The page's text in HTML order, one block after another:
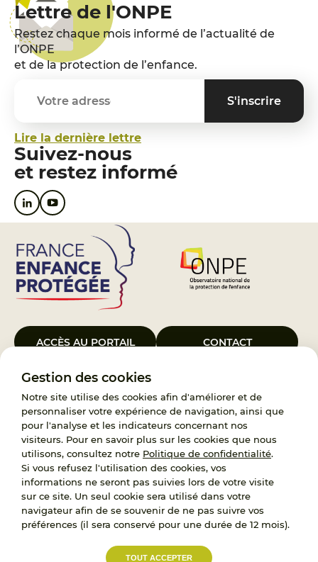
Gestion des cookies
Notre site utilise des cookies afin d'améliorer et de
personnaliser votre expérience de navigation, ainsi que
pour l'analyse et les indicateurs concernant nos
visiteurs. Pour en savoir plus sur les cookies que nous
utilisons, consultez notre Politique de confidentialité.
Si vous refusez l'utilisation des cookies, vos
informations ne seront pas suivies lors de votre visite
sur ce site. Un seul cookie sera utilisé dans votre
navigateur afin de se souvenir de ne pas suivre vos
préférences (il sera conservé pour une durée de 12 mois).
TOUT ACCEPTER
Lettre de l'ONPE
Restez chaque mois informé de l’actualité de
l’ONPE
et de la protection de l’enfance.
Lire la dernière lettre
Suivez-nous
et restez informé
ACCÈS AU PORTAIL CONTACT
Le Groupement d’Intérêt Public France Enfance Protégée, créé le 5
janvier 2023, a pour objet d’assurer les missions de service public du
119, d’accompagnement des adoptants et de traitement des
demandes d’accès aux origines personnelles. France Enfance
Protégée est également un observatoire et une ressource pour
l’ensemble des professionnels, ainsi qu’un appui à l’élaboration de la
politique publique à travers le soutien à l’activité des conseils
nationaux.
RECRUTEMENT
L’État, les Départements et les Associations au